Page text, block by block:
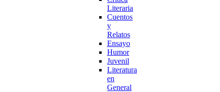
Literaria
Cuentos
y
Relatos
Ensayo
Humor
Juvenil
Literatura
en
General